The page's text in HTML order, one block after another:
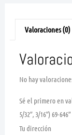
Valoraciones (0)
No hay
Sé el primero en
5/32″, 3/16″) 69-646”
Tu dirección